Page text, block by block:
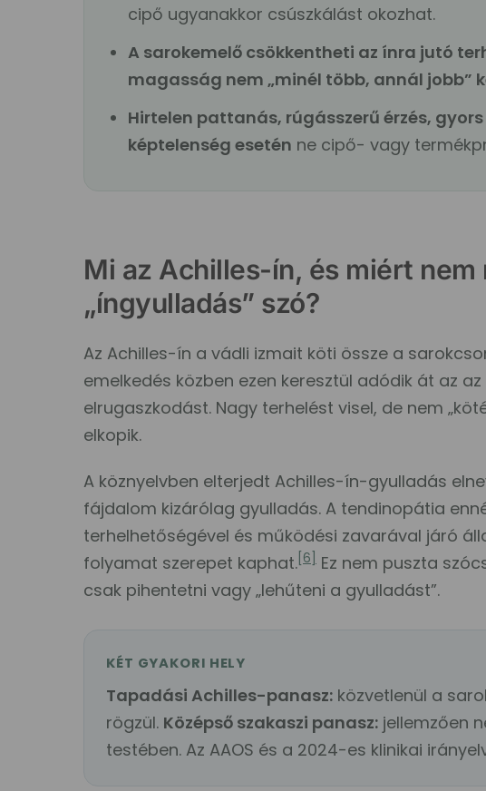
cipő ugyanakkor csúszkálást okozhat.
A sarokemelő csökkentheti az ínra jutó
magasság nem „minél több, annál jobb”
Hirtelen pattanás, rúgásszerű érzés,
képtelenség esetén ne cipő- vagy
Mi az Achilles-ín, és miért
„íngyulladás” szó?
Az Achilles-ín a vádli izmait köti össze a
emelkedés közben ezen keresztül adódik át az
elrugaszkodást. Nagy terhelést visel, de nem
elkopik.
A köznyelvben elterjedt Achilles-ín-gyulladás
fájdalom kizárólag gyulladás. A tendinopátia
terhelhetőségével és működési zavarával járó
folyamat szerepet kaphat. [6]
Ez nem puszta
csak pihentetni vagy „lehűteni a gyulladást”.
KÉT GYAKORI HELY
Tapadási Achilles-panasz: közvetlenül a
rögzül. Középső szakaszi panasz: jellemzően
testében. Az AAOS és a 2024-es klinikai